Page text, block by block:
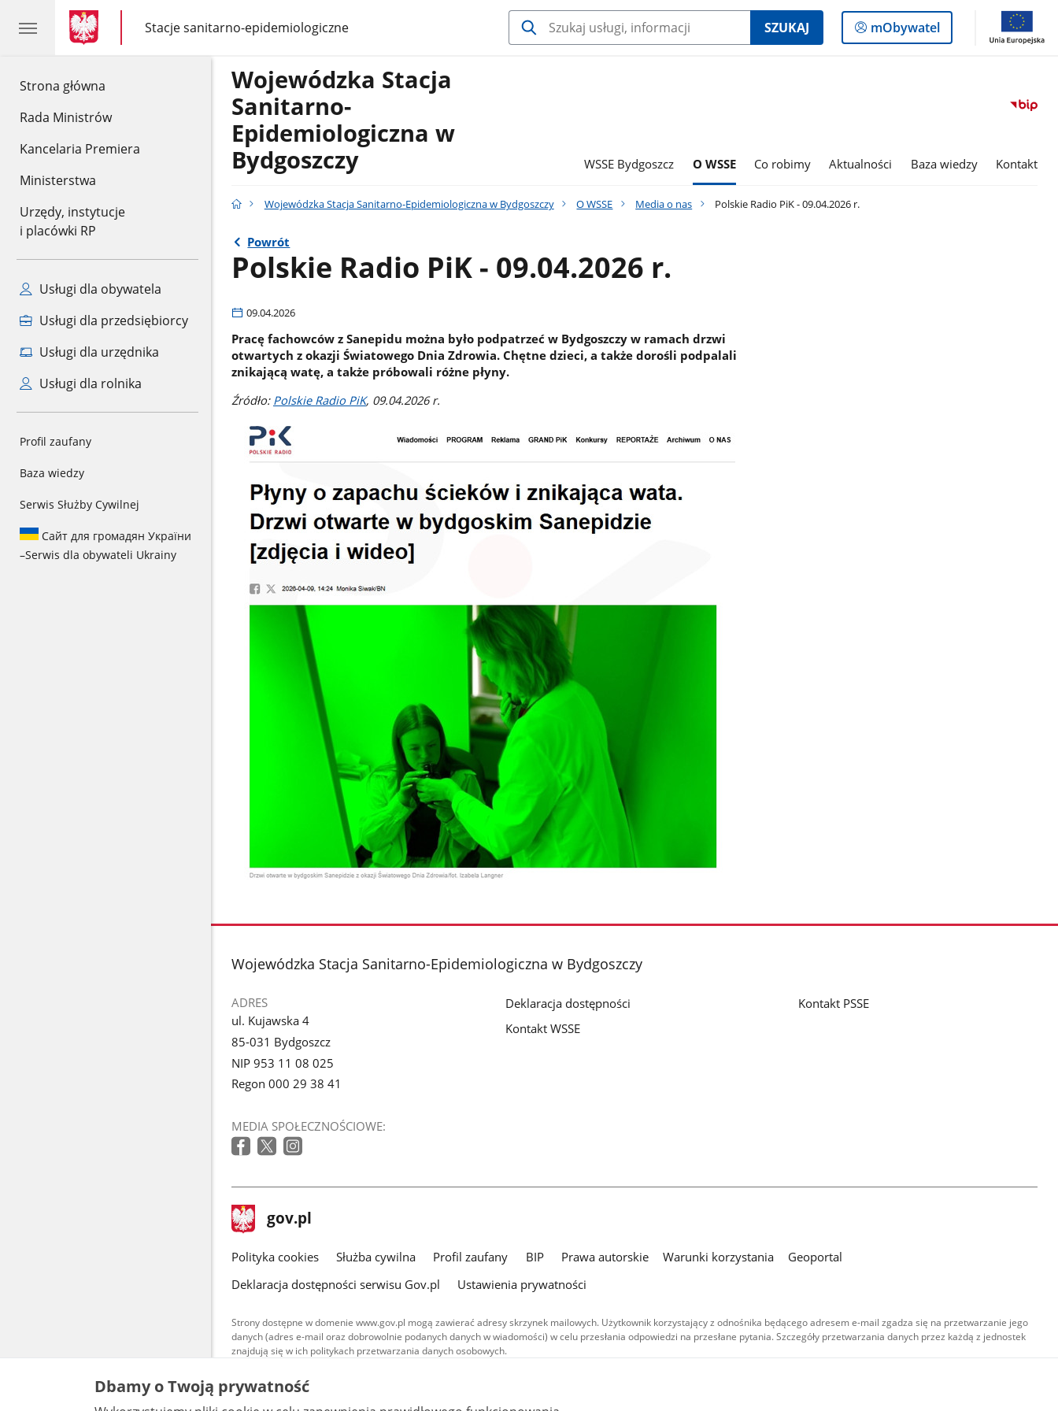
Strona główna
Rada Ministrów
Kancelaria Premiera
Ministerstwa
Urzędy, instytucje
i placówki RP
Usługi dla obywatela
Usługi dla przedsiębiorcy
Usługi dla urzędnika
Usługi dla rolnika
Profil zaufany
Baza wiedzy
Serwis Służby Cywilnej
Сайт для громадян України
–Serwis dla obywateli Ukrainy
gov.pl
gov.pl
Stacje sanitarno-epidemiologiczne
gov.pl
Stacje
sanitarno-
epidemiologiczne
SZUKAJ
Logowanie
do
mObywatel
Wojewódzka Stacja
Sanitarno-
Epidemiologiczna w
Bydgoszczy
WSSE Bydgoszcz O WSSE Co robimy Aktualności Baza wiedzy Kontakt
Wojewódzka Stacja Sanitarno-Epidemiologiczna w Bydgoszczy O WSSE Media o nas Polskie Radio PiK - 09.04.2026 r.
Powrót
Polskie Radio PiK - 09.04.2026 r.
09.04.2026
Pracę fachowców z Sanepidu można było podpatrzeć w Bydgoszczy w ramach drzwi
otwartych z okazji Światowego Dnia Zdrowia. Chętne dzieci, a także dorośli podpalali
znikającą watę, a także próbowali różne płyny.
Źródło: Polskie Radio PiK, 09.04.2026 r.
stopka
Wojewódzka Stacja Sanitarno-Epidemiologiczna w Bydgoszczy
ADRES
ul. Kujawska 4
85-031 Bydgoszcz
NIP 953 11 08 025
Regon 000 29 38 41
MEDIA SPOŁECZNOŚCIOWE:
Deklaracja dostępności
Kontakt WSSE
Kontakt PSSE
stopka
gov.pl Strona
gov.pl
gov.pl
Polityka cookies Służba cywilna Profil zaufany BIP Prawa autorskie Warunki korzystania
Geoportal
Deklaracja dostępności serwisu Gov.pl
Ustawienia prywatności
Strony dostępne w domenie www.gov.pl mogą zawierać adresy skrzynek mailowych. Użytkownik korzystający z odnośnika będącego adresem e-mail zgadza się na przetwarzanie jego
danych (adres e-mail oraz dobrowolnie podanych danych w wiadomości) w celu przesłania odpowiedzi na przesłane pytania. Szczegóły przetwarzania danych przez każdą z jednostek
znajdują się w ich politykach przetwarzania danych osobowych.
Treści tekstowe publikowane w serwisie (z wyłączeniem treści audiowizualnych), są
udostępniane na licencji typu Creative Commons: uznanie autorstwa - na tych samych
warunkach 4.0 (CC BY-SA 4.0). Materiały audiowizualne, w tym zdjęcia, materiały audio i wideo,
Dbamy o Twoją prywatność